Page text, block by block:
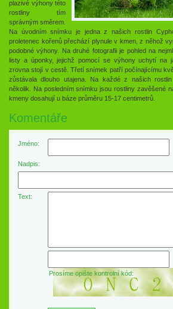
plazivé výhony této
rostliny tím
správným směrem.
Na úvodním snímku je jedna z našich rostlin
proletenec kořenů přechází plynule v kmen, z něhož
podobné výhony. Na druhé fotografii je pohled na
listy a úponky, jejichž pomocí se výhony uchytí na
zrovna stojí v cestě. Třetí snímek patří počínajícímu
zůstávala dlouho utajena. Na každé z našich
několik. Na posledním snímku jsou rostliny zavěšené
kmeny dosahují u báze průměru 15-17 centimetrů.
Komentáře
Jméno:
Nadpis:
Text:
Prosíme opište kontrolní kód: